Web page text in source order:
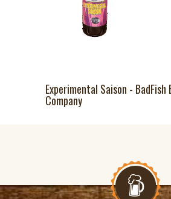
Experimental Saison - BadFish
Company